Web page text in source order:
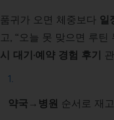
품귀가 오면 체중보다 일
고, “오늘 못 맞으면 루틴
시 대기·예약 경험 후기
약국→병원 순서로 재